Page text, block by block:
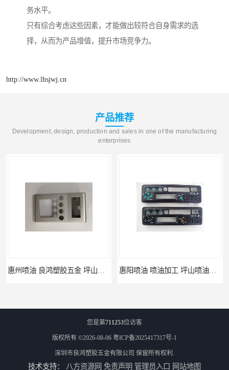
务水平。
只有综合考虑这些因素，才能做出较符合自身需求的选
择，从而为产品增值，提升市场竞争力。
http://www.lhsjwj.cn
产品推荐
Development, design, production and sales in one of the manufacturing
enterprises
惠州喷油 良鸿塑胶五金 坪山硅胶喷油公司 惠阳喷油 喷油加工 坪山喷油加工
您是第711253位访客
版权所有 ©2026-08-06 粤ICP备2025417317号-1
深圳市良鸿塑胶五金有限公司 保留所有权利.
技术支持： 八方资源网 免责声明 管理员入口 网站地图